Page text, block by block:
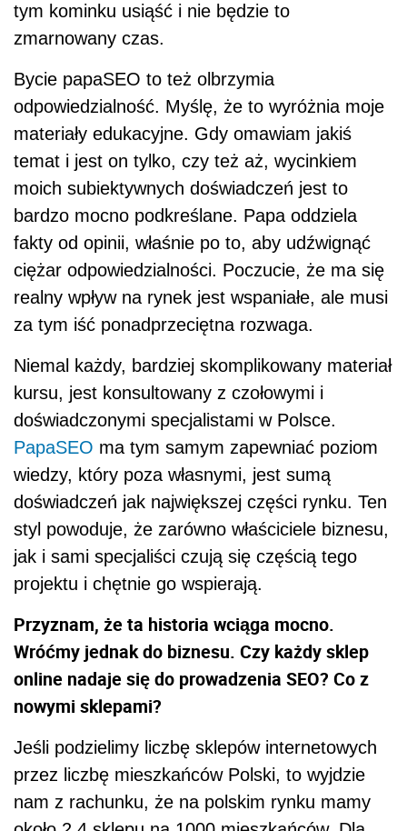
tym kominku usiąść i nie będzie to
zmarnowany czas.
Bycie papaSEO to też olbrzymia
odpowiedzialność. Myślę, że to wyróżnia moje
materiały edukacyjne. Gdy omawiam jakiś
temat i jest on tylko, czy też aż, wycinkiem
moich subiektywnych doświadczeń jest to
bardzo mocno podkreślane. Papa oddziela
fakty od opinii, właśnie po to, aby udźwignąć
ciężar odpowiedzialności. Poczucie, że ma się
realny wpływ na rynek jest wspaniałe, ale musi
za tym iść ponadprzeciętna rozwaga.
Niemal każdy, bardziej skomplikowany materiał
kursu, jest konsultowany z czołowymi i
doświadczonymi specjalistami w Polsce.
PapaSEO ma tym samym zapewniać poziom
wiedzy, który poza własnymi, jest sumą
doświadczeń jak największej części rynku. Ten
styl powoduje, że zarówno właściciele biznesu,
jak i sami specjaliści czują się częścią tego
projektu i chętnie go wspierają.
Przyznam, że ta historia wciąga mocno.
Wróćmy jednak do biznesu. Czy każdy sklep
online nadaje się do prowadzenia SEO? Co z
nowymi sklepami?
Jeśli podzielimy liczbę sklepów internetowych
przez liczbę mieszkańców Polski, to wyjdzie
nam z rachunku, że na polskim rynku mamy